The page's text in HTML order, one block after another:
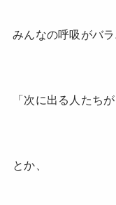
みんなの呼吸がバラ
「次に出る人たち
とか、